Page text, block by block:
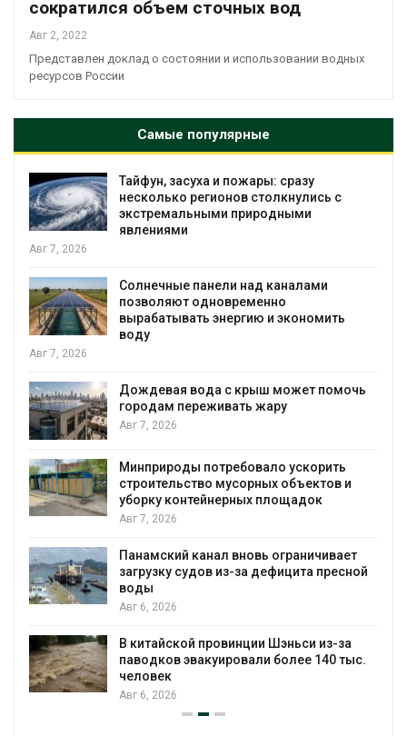
сократился объем сточных вод
Авг 2, 2022
Представлен доклад о состоянии и использовании водных
ресурсов России
Самые популярные
Тайфун, засуха и пожары: сразу
несколько регионов столкнулись с
экстремальными природными
явлениями
Авг 7, 2026
Солнечные панели над каналами
позволяют одновременно
вырабатывать энергию и экономить
воду
Авг 7, 2026
Дождевая вода с крыш может помочь
городам переживать жару
Авг 7, 2026
Минприроды потребовало ускорить
строительство мусорных объектов и
уборку контейнерных площадок
Авг 7, 2026
Панамский канал вновь ограничивает
загрузку судов из-за дефицита пресной
воды
Авг 6, 2026
В китайской провинции Шэньси из-за
паводков эвакуировали более 140 тыс.
человек
Авг 6, 2026